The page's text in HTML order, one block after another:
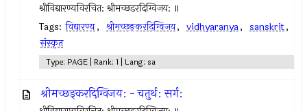
श्रीविद्यारण्यविरचित: श्रीमच्छडरदिग्विजय: ॥
Tags: विद्यारण्य, श्रीमच्छङ्करदिग्विजय, vidhyaranya, sanskrit,
संस्कृत
Type: PAGE | Rank: 1 | Lang: sa
श्रीमच्छङ्करदिग्विजय: - चतुर्थ: सर्ग: